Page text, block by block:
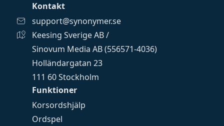
Funktioner
Korsordshjälp
Ordspel
Kontakt
support@synonymer.se
Keesing Sverige AB /
Sinovum Media AB (556571-4036)
Holländargatan 23
111 60 Stockholm